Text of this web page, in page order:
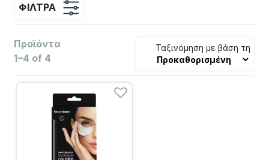
ΦΊΛΤΡΑ
Προϊόντα
1–4 of 4
Ταξινόμηση με βάση τη